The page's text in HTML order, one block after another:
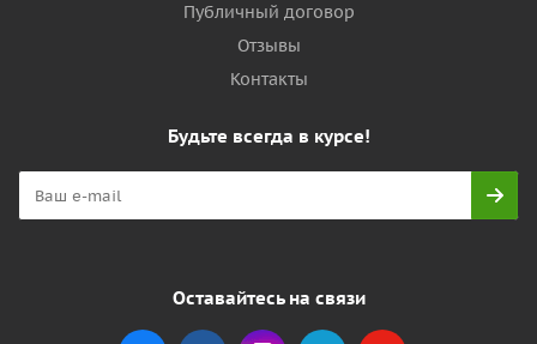
Публичный договор
Отзывы
Контакты
Будьте всегда в курсе!
Оставайтесь на связи